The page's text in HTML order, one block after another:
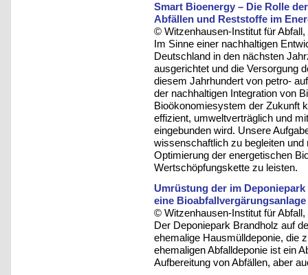
Smart Bioenergy – Die Rolle
Abfällen und Reststoffe im
© Witzenhausen-Institut für
Im Sinne einer nachhaltigen
Deutschland in den nächsten
ausgerichtet und die Versorgung
diesem Jahrhundert von petro-
der nachhaltigen Integration von
Bioökonomiesystem der Zukunft
effizient, umweltverträglich und
eingebunden wird. Unsere
wissenschaftlich zu begleiten und
Optimierung der energetischen
Wertschöpfungskette zu leisten.
Umrüstung der im
eine Bioabfallvergärungsanlage
© Witzenhausen-Institut für
Der Deponiepark Brandholz auf
ehemalige Hausmülldeponie, die
ehemaligen Abfalldeponie ist ein
Aufbereitung von Abfällen, aber